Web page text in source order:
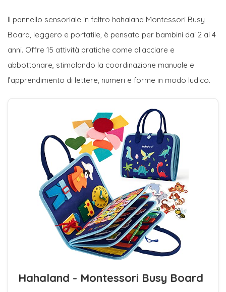
Il pannello sensoriale in feltro hahaland Montessori Busy
Board, leggero e portatile, è pensato per bambini dai 2 ai 4
anni. Offre 15 attività pratiche come allacciare e
abbottonare, stimolando la coordinazione manuale e
l’apprendimento di lettere, numeri e forme in modo ludico.
Hahaland - Montessori Busy Board